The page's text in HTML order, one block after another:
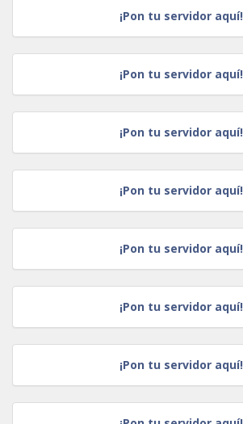
¡Pon tu servidor aquí!
¡Pon tu servidor aquí!
¡Pon tu servidor aquí!
¡Pon tu servidor aquí!
¡Pon tu servidor aquí!
¡Pon tu servidor aquí!
¡Pon tu servidor aquí!